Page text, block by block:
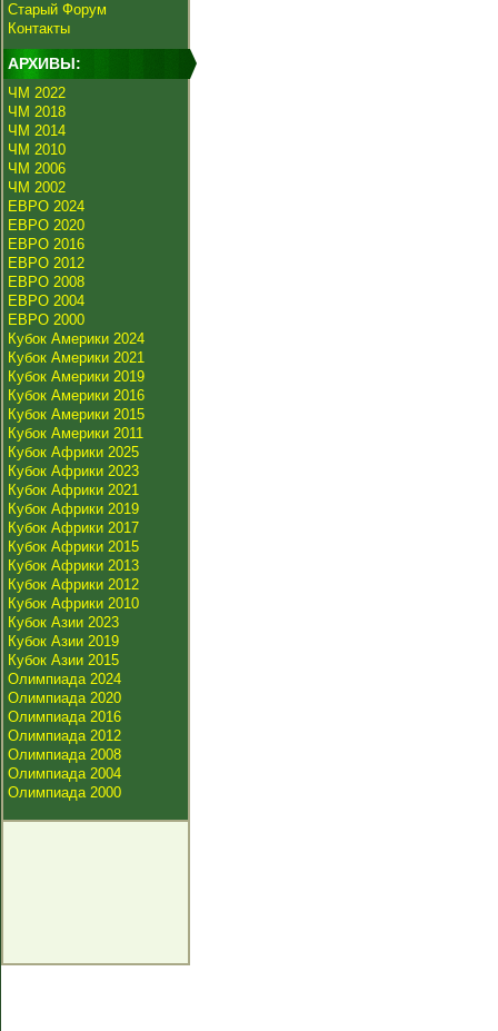
Старый Форум
Контакты
АРХИВЫ:
ЧМ 2022
ЧМ 2018
ЧМ 2014
ЧМ 2010
ЧМ 2006
ЧМ 2002
ЕВРО 2024
ЕВРО 2020
ЕВРО 2016
ЕВРО 2012
ЕВРО 2008
ЕВРО 2004
ЕВРО 2000
Кубок Америки 2024
Кубок Америки 2021
Кубок Америки 2019
Кубок Америки 2016
Кубок Америки 2015
Кубок Америки 2011
Кубок Африки 2025
Кубок Африки 2023
Кубок Африки 2021
Кубок Африки 2019
Кубок Африки 2017
Кубок Африки 2015
Кубок Африки 2013
Кубок Африки 2012
Кубок Африки 2010
Кубок Азии 2023
Кубок Азии 2019
Кубок Азии 2015
Олимпиада 2024
Олимпиада 2020
Олимпиада 2016
Олимпиада 2012
Олимпиада 2008
Олимпиада 2004
Олимпиада 2000